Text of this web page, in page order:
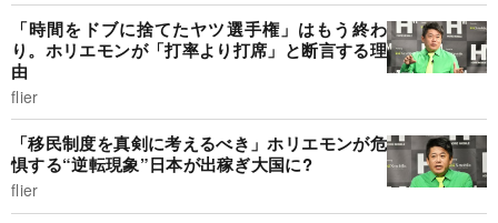
「時間をドブに捨てたヤツ選手権」はもう終わ
り。ホリエモンが「打率より打席」と断言する理
由
flier
「移民制度を真剣に考えるべき」ホリエモンが危
惧する“逆転現象”日本が出稼ぎ大国に?
flier